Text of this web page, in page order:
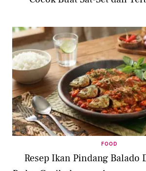
FOOD
Resep Ikan Pindang Balado